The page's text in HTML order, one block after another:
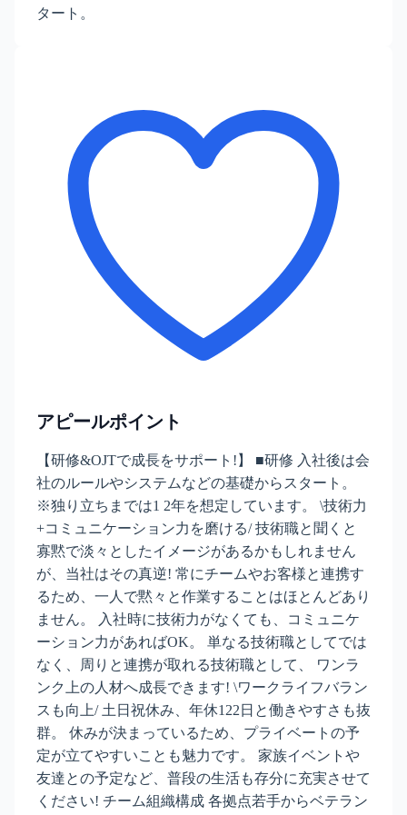
タート。
アピールポイント
【研修&OJTで成長をサポート!】 ■研修 入社後は会
社のルールやシステムなどの基礎からスタート。
※独り立ちまでは1 2年を想定しています。 \技術力
+コミュニケーション力を磨ける/ 技術職と聞くと
寡黙で淡々としたイメージがあるかもしれません
が、当社はその真逆! 常にチームやお客様と連携す
るため、一人で黙々と作業することはほとんどあり
ません。 入社時に技術力がなくても、コミュニケ
ーション力があればOK。 単なる技術職としてでは
なく、周りと連携が取れる技術職として、 ワンラ
ンク上の人材へ成長できます! \ワークライフバラン
スも向上/ 土日祝休み、年休122日と働きやすさも抜
群。 休みが決まっているため、プライベートの予
定が立てやすいことも魅力です。 家族イベントや
友達との予定など、普段の生活も存分に充実させて
ください! チーム組織構成 各拠点若手からベテラン